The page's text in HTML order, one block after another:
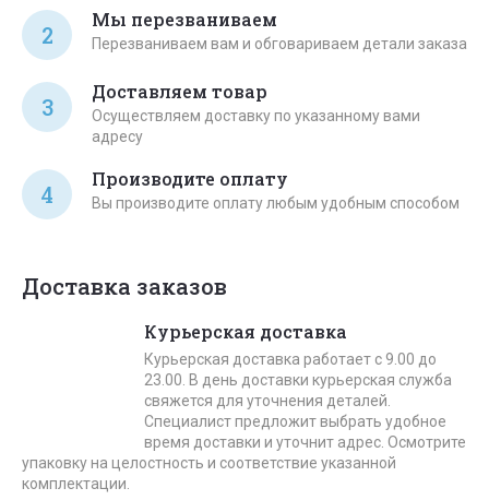
2
Мы перезваниваем
Перезваниваем вам и обговариваем детали заказа
3
Доставляем товар
Осуществляем доставку по указанному вами
адресу
4
Производите оплату
Вы производите оплату любым удобным способом
Доставка заказов
Курьерская доставка
Курьерская доставка работает с 9.00 до
23.00. В день доставки курьерская служба
свяжется для уточнения деталей.
Специалист предложит выбрать удобное
время доставки и уточнит адрес. Осмотрите
упаковку на целостность и соответствие указанной
комплектации.